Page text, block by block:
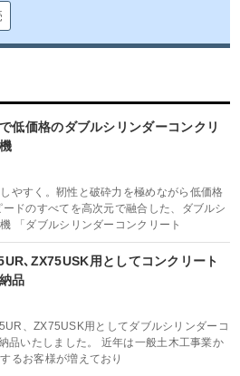
低価格のダブルシリンダーコンクリ
やすく。靭性と破砕力を極めながら低価格
ドのすべてを高次元で融合した、ダブルシ
「ダブルシリンダーコンクリート
､ZX75USK用としてコンクリート
品
、ZX75USK用としてダブルシリンダーコ
品いたしました。 近年は一般土木工事業か
るお客様が増えており